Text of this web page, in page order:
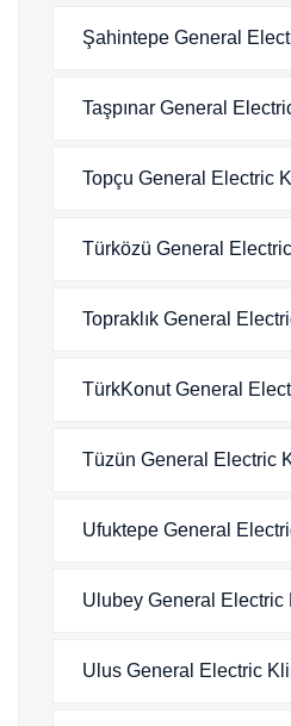
Şahintepe General
Taşpınar General
Topçu General Electric
Türközü General
Topraklık General
TürkKonut General
Tüzün General Electric
Ufuktepe General
Ulubey General Electric
Ulus General Electric